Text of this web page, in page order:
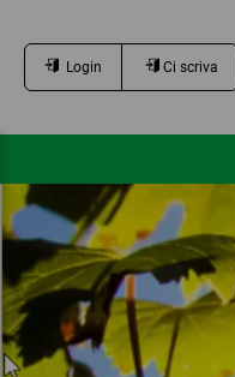
Login Ci scriva